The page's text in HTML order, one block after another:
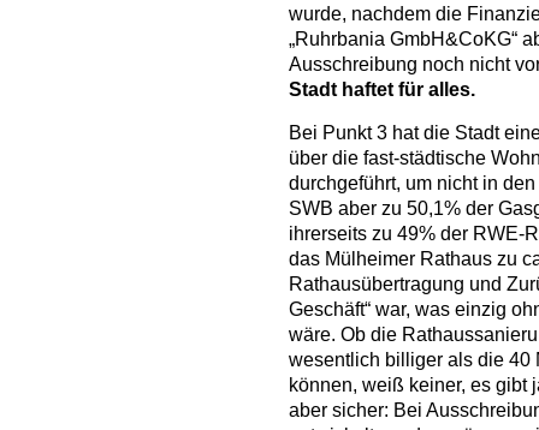
wurde, nachdem die
„Ruhrbania GmbH&CoKG“
Ausschreibung noch nicht
Stadt haftet für alles.
Bei Punkt 3 hat die Stadt
über die fast-städtische
durchgeführt, um nicht in
SWB aber zu 50,1% der
ihrerseits zu 49% der RWE-
das Mülheimer Rathaus zu
Rathausübertragung und
Geschäft“ war, was einzig
wäre. Ob die
wesentlich billiger als die 40
können, weiß keiner, es gibt
aber sicher: Bei